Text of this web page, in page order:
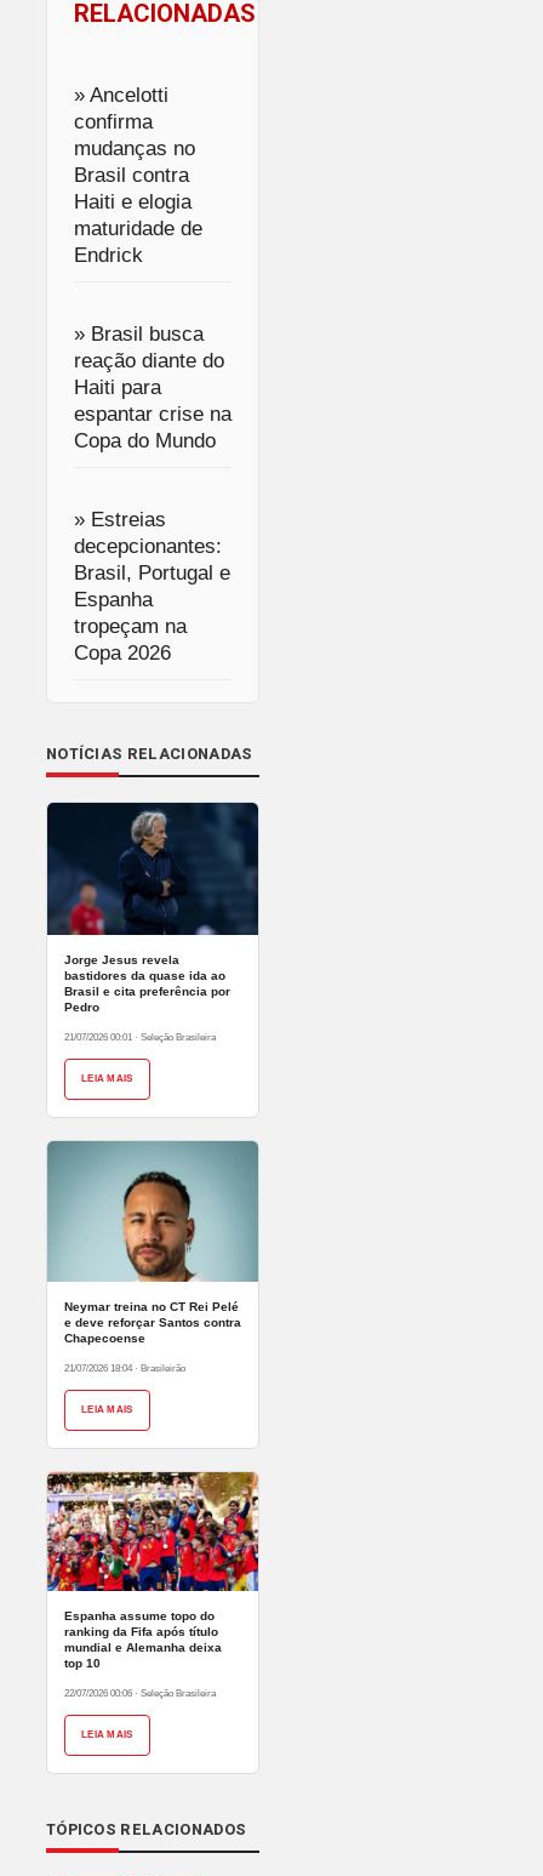
RELACIONADAS
» Ancelotti
confirma
mudanças no
Brasil contra
Haiti e elogia
maturidade de
Endrick
» Brasil busca
reação diante do
Haiti para
espantar crise na
Copa do Mundo
» Estreias
decepcionantes:
Brasil, Portugal e
Espanha
tropeçam na
Copa 2026
NOTÍCIAS RELACIONADAS
Jorge Jesus revela
bastidores da quase ida ao
Brasil e cita preferência por
Pedro
21/07/2026 00:01 · Seleção Brasileira
LEIA MAIS
Neymar treina no CT Rei Pelé
e deve reforçar Santos contra
Chapecoense
21/07/2026 18:04 · Brasileirão
LEIA MAIS
Espanha assume topo do
ranking da Fifa após título
mundial e Alemanha deixa
top 10
22/07/2026 00:06 · Seleção Brasileira
LEIA MAIS
TÓPICOS RELACIONADOS